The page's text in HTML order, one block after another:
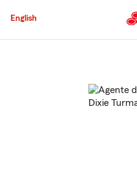
English